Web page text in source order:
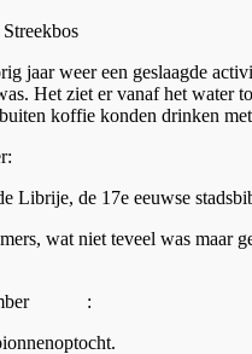
jaar weer een geslaagde
Het ziet er vanaf het water
koffie konden drinken
de Librije, de 17e eeuwse
wat niet teveel was maar
: